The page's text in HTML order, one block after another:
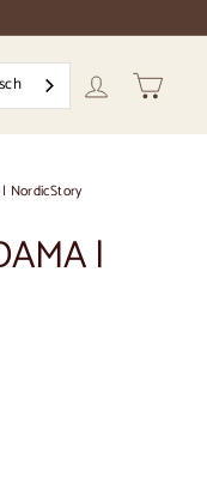
Konto
NordicStory
|